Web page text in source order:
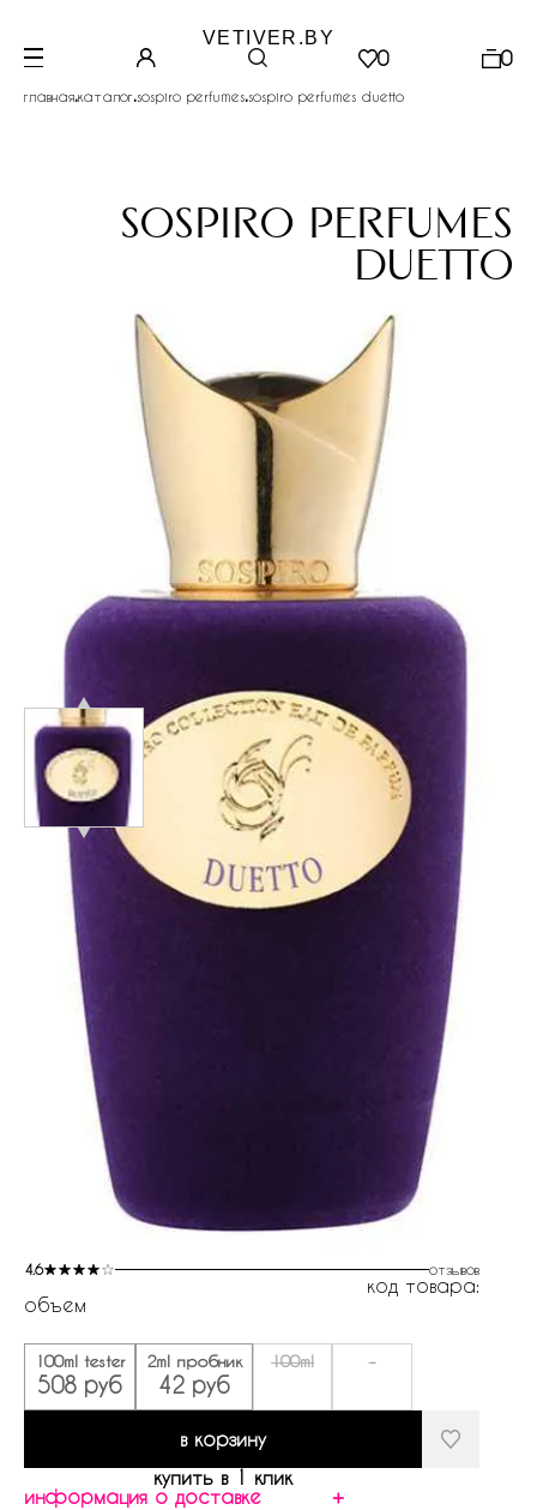
VETIVER.BY
0 0
главная.каталог.sospiro perfumes.sospiro perfumes duetto
sospiro perfumes
duetto
4.6 отзывов
код товара:
объем
100ml tester
508 руб
2ml пробник
42 руб
100ml -
в корзину
купить в 1 клик
информация о доставке
＋